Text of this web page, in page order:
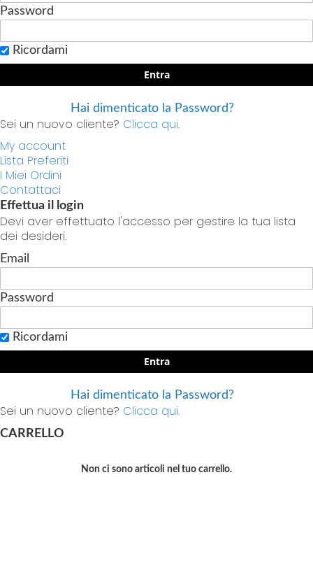
Password
Ricordami
Entra
Hai dimenticato la Password?
Sei un nuovo cliente? Clicca qui.
My account
Lista Preferiti
I Miei Ordini
Contattaci
Effettua il login
Devi aver effettuato l'accesso per gestire la tua lista
dei desideri.
Email
Password
Ricordami
Entra
Hai dimenticato la Password?
Sei un nuovo cliente? Clicca qui.
CARRELLO
Non ci sono articoli nel tuo carrello.